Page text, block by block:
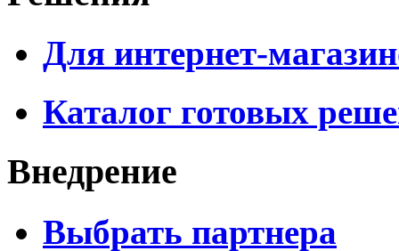
Для интернет-
Каталог готовых
Внедрение
Выбрать партнера